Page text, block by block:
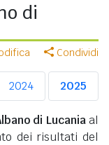
di
Condividi
2024 2025
di Lucaniaal
dei risultati del